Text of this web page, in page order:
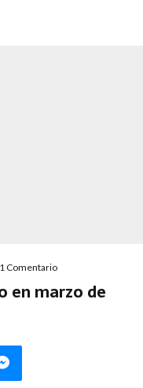
1 Comentario
en marzo de